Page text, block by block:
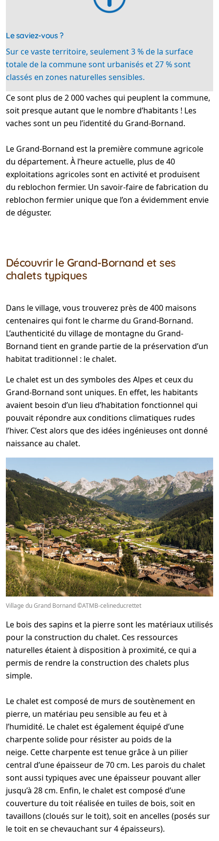
Le saviez-vous ?
Sur ce vaste territoire, seulement 3 % de la surface
totale de la commune sont urbanisés et 27 % sont
classés en zones naturelles sensibles.
Ce sont plus de 2 000 vaches qui peuplent la commune,
soit presque autant que le nombre d’habitants ! Les
vaches sont un peu l’identité du Grand-Bornand.
Le Grand-Bornand est la première commune agricole
du département. À l’heure actuelle, plus de 40
exploitations agricoles sont en activité et produisent
du reblochon fermier. Un savoir-faire de fabrication du
reblochon fermier unique que l’on a évidemment envie
de déguster.
Découvrir le Grand-Bornand et ses
chalets typiques
Dans le village, vous trouverez près de 400 maisons
centenaires qui font le charme du Grand-Bornand.
L’authenticité du village de montagne du Grand-
Bornand tient en grande partie de la préservation d’un
habitat traditionnel : le chalet.
Le chalet est un des symboles des Alpes et ceux du
Grand-Bornand sont uniques. En effet, les habitants
avaient besoin d’un lieu d’habitation fonctionnel qui
pouvait répondre aux conditions climatiques rudes
l’hiver. C’est alors que des idées ingénieuses ont donné
naissance au chalet.
Village du Grand Bornand ©ATMB-celineducrettet
Le bois des sapins et la pierre sont les matériaux utilisés
pour la construction du chalet. Ces ressources
naturelles étaient à disposition à proximité, ce qui a
permis de rendre la construction des chalets plus
simple.
Le chalet est composé de murs de soutènement en
pierre, un matériau peu sensible au feu et à
l’humidité. Le chalet est également équipé d’une
charpente solide pour résister au poids de la
neige. Cette charpente est tenue grâce à un pilier
central d’une épaisseur de 70 cm. Les parois du chalet
sont aussi typiques avec une épaisseur pouvant aller
jusqu’à 28 cm. Enfin, le chalet est composé d’une
couverture du toit réalisée en tuiles de bois, soit en
tavaillons (cloués sur le toit), soit en ancelles (posés sur
le toit en se chevauchant sur 4 épaisseurs).